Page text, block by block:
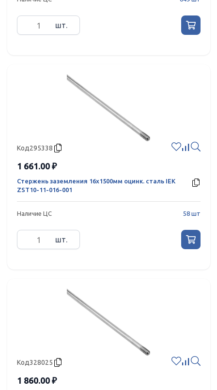
шт.
Код295338
1 661.00 ₽
Стержень заземления 16х1500мм оцинк. сталь IEK
ZST10-11-016-001
Наличие ЦС 58 шт
шт.
Код328025
1 860.00 ₽